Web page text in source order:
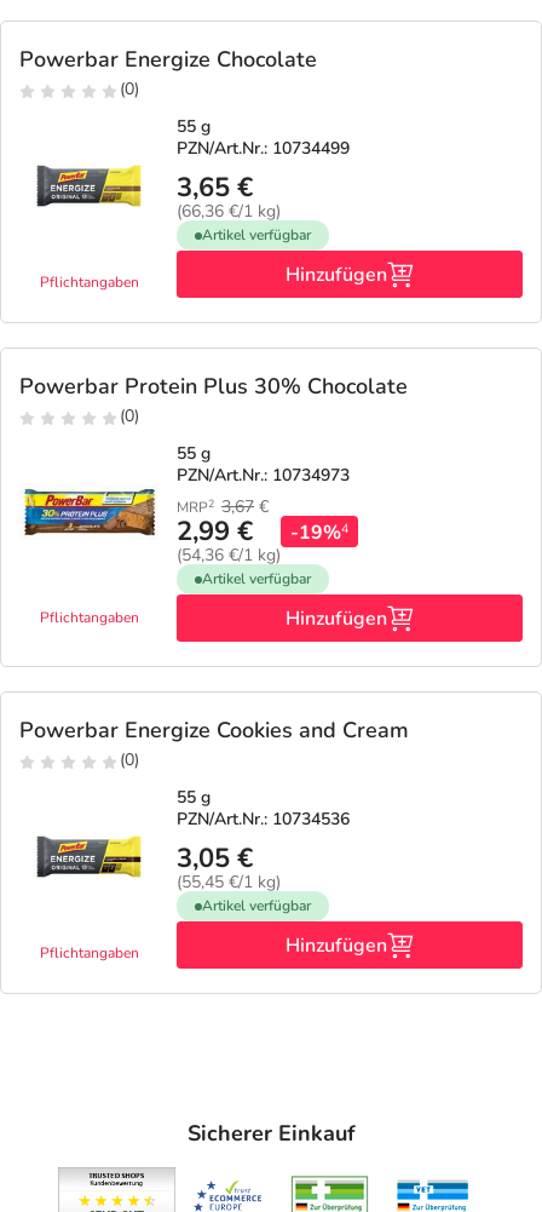
Powerbar Energize Chocolate
(0)
Pflichtangaben
55 g
PZN/Art.Nr.: 10734499
3,65 €
(66,36 €/1 kg)
Artikel verfügbar
Hinzufügen
Powerbar Protein Plus 30% Chocolate
(0)
Pflichtangaben
55 g
PZN/Art.Nr.: 10734973
MRP2 3,67 €
2,99 €
(54,36 €/1 kg)
-19%4
Artikel verfügbar
Hinzufügen
Powerbar Energize Cookies and Cream
(0)
Pflichtangaben
55 g
PZN/Art.Nr.: 10734536
3,05 €
(55,45 €/1 kg)
Artikel verfügbar
Hinzufügen
Sicherer Einkauf